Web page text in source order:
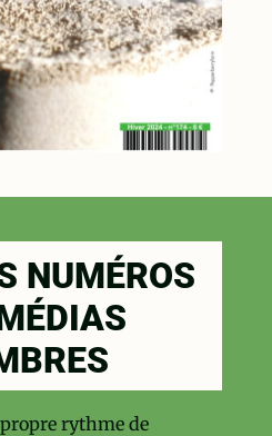
NUMÉROS
rythme de